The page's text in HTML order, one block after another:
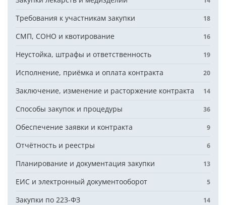
Требования к участникам закупки 18
СМП, СОНО и квотирование 16
Неустойка, штрафы и ответственность 19
Исполнение, приёмка и оплата контракта 20
Заключение, изменение и расторжение контракта 14
Способы закупок и процедуры 36
Обеспечение заявки и контракта 9
Отчётность и реестры 6
Планирование и документация закупки 13
ЕИС и электронный документооборот 5
Закупки по 223-ФЗ 14